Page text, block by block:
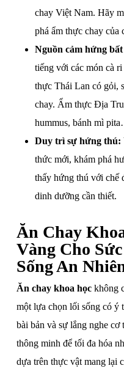
chay Việt Nam. Hãy
phá ẩm thực chay của
Nguồn cảm hứng
tiếng với các món cà
thực Thái Lan có gỏi,
chay. Ẩm thực Địa
hummus, bánh mì
Duy trì sự hứng thú:
thức mới, khám phá
thấy hứng thú với chế
dinh dưỡng cần thiết.
Ăn Chay
Vàng Cho
Sống An
Ăn chay khoa họckhông
một lựa chọn lối sống có ý
bài bản và sự lắng nghe
thông minh để tối đa hóa
dựa trên thực vật mang lại